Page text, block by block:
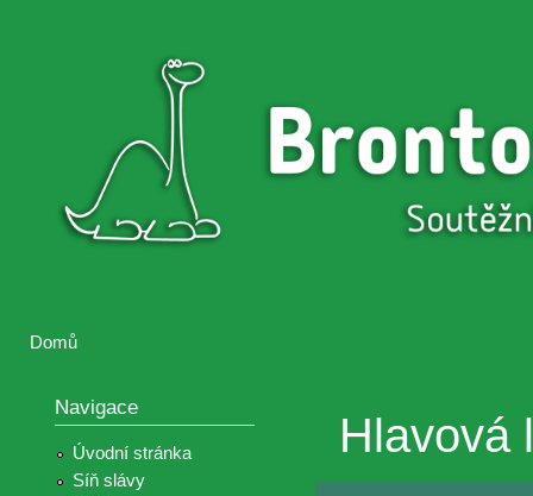
Brontosaurus
Brontosaurus
Domů
Navigace
Úvodní stránka
Síň slávy
Hlavová